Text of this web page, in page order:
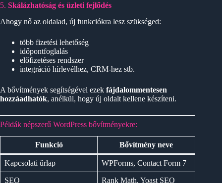
5. Skálázhatóság és üzleti fejlődés
Ahogy nő az oldalad, új funkciókra lesz szükséged:
több fizetési lehetőség
időpontfoglalás
előfizetéses rendszer
integráció hírlevélhez, CRM-hez stb.
A bővítmények segítségével ezek fájdalommentesen
hozzáadhatók, anélkül, hogy új oldalt kellene készíteni.
Példák népszerű WordPress bővítményekre:
Funkció Bővítmény neve
Kapcsolati űrlap WPForms, Contact Form 7
SEO Rank Math, Yoast SEO